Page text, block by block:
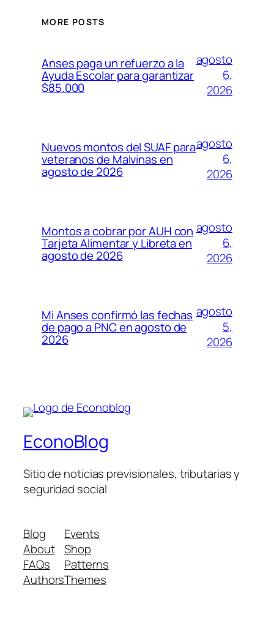
MORE POSTS
Anses paga un refuerzo a la
Ayuda Escolar para garantizar
$85.000
agosto
6,
2026
Nuevos montos del SUAF para
veteranos de Malvinas en
agosto de 2026
agosto
6,
2026
Montos a cobrar por AUH con
Tarjeta Alimentar y Libreta en
agosto de 2026
agosto
6,
2026
Mi Anses confirmó las fechas
de pago a PNC en agosto de
2026
agosto
5,
2026
EconoBlog
Sitio de noticias previsionales, tributarias y
seguridad social
Blog
About
FAQs
Authors
Events
Shop
Patterns
Themes